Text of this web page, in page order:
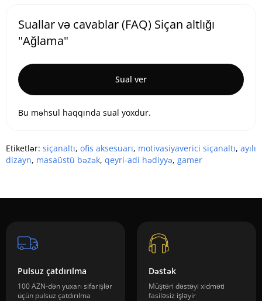
Suallar və cavablar (FAQ) Siçan altlığı
"Ağlama"
Sual ver
Bu məhsul haqqında sual yoxdur.
Etiketlər: siçanaltı, ofis aksesuarı, motivasiyaverici siçanaltı, ayılı
dizayn, masaüstü bəzək, qeyri-adi hədiyyə, gamer
Pulsuz çatdırılma
100 AZN-dən yuxarı sifarişlər
üçün pulsuz çatdırılma
Dəstək
Müştəri dəstəyi xidməti
fasiləsiz işləyir